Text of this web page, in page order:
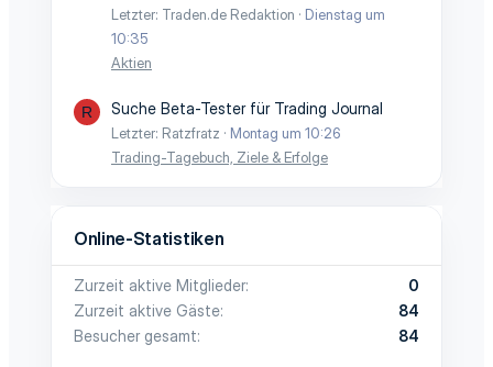
Letzter: Traden.de Redaktion
Dienstag um
10:35
Aktien
R Suche Beta-Tester für Trading Journal
Letzter: Ratzfratz
Montag um 10:26
Trading-Tagebuch, Ziele & Erfolge
Online-Statistiken
Zurzeit aktive Mitglieder
0
Zurzeit aktive Gäste
84
Besucher gesamt
84